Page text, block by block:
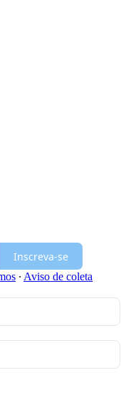
Inscreva-se
∙ Aviso de coleta